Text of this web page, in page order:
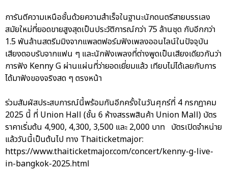
การันตีความเหนือชั้นด้วยความสำเร็จในฐานะนักดนตรีสายบรรเลง
สมัยใหม่ที่ยอดขายสูงสุดเป็นประวัติการณ์กว่า 75 ล้านชุด กับอีกกว่า
1.5 พันล้านสตรีมมิงจากแพลตฟอร์มฟังเพลงออนไลน์ในปัจจุบัน
เสียงตอบรับจากแฟน ๆ และนักฟังเพลงที่ต่างพูดเป็นเสียงเดียวกันว่า
การฟัง Kenny G ผ่านแผ่นที่ว่ายอดเยี่ยมแล้ว เทียบไม่ได้เลยกับการ
ได้มาฟังของจริงสด ๆ ตรงหน้า
ร่วมสัมผัสประสบการณ์นี้พร้อมกันอีกครั้งในวันศุกร์ที่ 4 กรกฎาคม
2025 นี้ ที่ Union Hall (ชั้น 6 ห้างสรรพสินค้า Union Mall) บัตร
ราคาเริ่มต้น 4,900, 4,300, 3,500 และ 2,000 บาท บัตรเปิดจำหน่าย
แล้ววันนี้เป็นต้นไป ทาง Thaiticketmajor:
https://www.thaiticketmajor.com/concert/kenny-g-live-
in-bangkok-2025.html